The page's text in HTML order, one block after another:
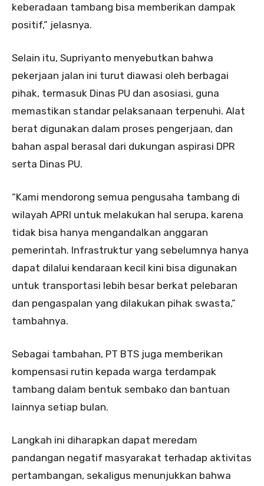
keberadaan tambang bisa memberikan dampak
positif,” jelasnya.
Selain itu, Supriyanto menyebutkan bahwa
pekerjaan jalan ini turut diawasi oleh berbagai
pihak, termasuk Dinas PU dan asosiasi, guna
memastikan standar pelaksanaan terpenuhi. Alat
berat digunakan dalam proses pengerjaan, dan
bahan aspal berasal dari dukungan aspirasi DPR
serta Dinas PU.
“Kami mendorong semua pengusaha tambang di
wilayah APRI untuk melakukan hal serupa, karena
tidak bisa hanya mengandalkan anggaran
pemerintah. Infrastruktur yang sebelumnya hanya
dapat dilalui kendaraan kecil kini bisa digunakan
untuk transportasi lebih besar berkat pelebaran
dan pengaspalan yang dilakukan pihak swasta,”
tambahnya.
Sebagai tambahan, PT BTS juga memberikan
kompensasi rutin kepada warga terdampak
tambang dalam bentuk sembako dan bantuan
lainnya setiap bulan.
Langkah ini diharapkan dapat meredam
pandangan negatif masyarakat terhadap aktivitas
pertambangan, sekaligus menunjukkan bahwa